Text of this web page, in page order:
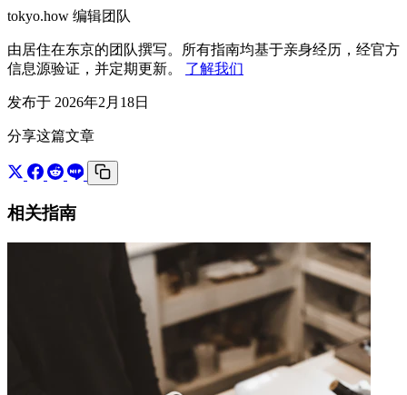
tokyo.how 编辑团队
由居住在东京的团队撰写。所有指南均基于亲身经历，经官方
信息源验证，并定期更新。 了解我们
发布于 2026年2月18日
分享这篇文章
相关指南